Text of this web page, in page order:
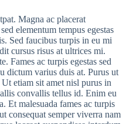
Magna ac placerat
elementum tempus egestas
Sed faucibus turpis in eu mi
cursus risus at ultrices mi.
Fames ac turpis egestas sed
dictum varius duis at. Purus ut
etiam sit amet nisl purus in
convallis tellus id. Enim eu
Et malesuada fames ac turpis
consequat semper viverra nam